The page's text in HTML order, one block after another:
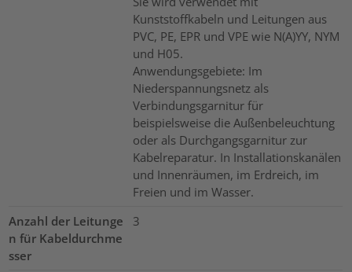
Kunststoffkabeln und Leitungen aus
PVC, PE, EPR und VPE wie N(A)YY, NYM
und H05.
Anwendungsgebiete: Im
Niederspannungsnetz als
Verbindungsgarnitur für
beispielsweise die Außenbeleuchtung
oder als Durchgangsgarnitur zur
Kabelreparatur. In Installationskanälen
und Innenräumen, im Erdreich, im
Freien und im Wasser.
Anzahl der Leitunge
n für Kabeldurchme
sser
3